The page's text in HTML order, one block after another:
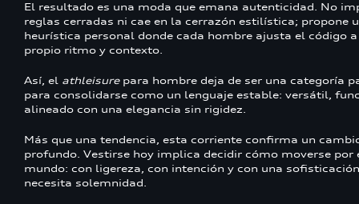
El resultado es una moda que emana autenticidad. No
reglas cerradas ni cae en la cerrazón estilística; propone
heurística personal donde cada hombre ajusta el código a
propio ritmo y contexto.
Así, el athleisurepara hombre deja de ser una categoría
para consolidarse como un lenguaje estable: versátil,
alineado con una elegancia sin rigidez.
Más que una tendencia, esta corriente confirma un
profundo. Vestirse hoy implica decidir cómo moverse por
mundo: con ligereza, con intención y con una
necesita solemnidad.